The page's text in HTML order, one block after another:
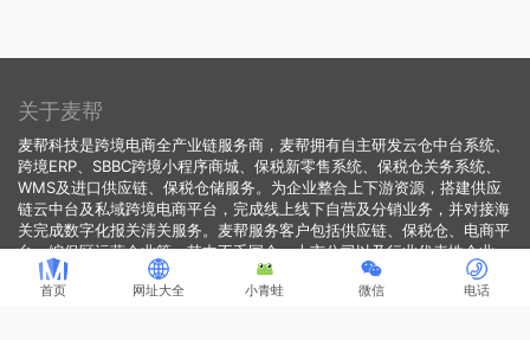
关于麦帮
麦帮科技是跨境电商全产业链服务商，麦帮拥有自主研发云仓中台系统、
跨境ERP、SBBC跨境小程序商城、保税新零售系统、保税仓关务系统、
WMS及进口供应链、保税仓储服务。为企业整合上下游资源，搭建供应
链云中台及私域跨境电商平台，完成线上线下自营及分销业务，并对接海
关完成数字化报关清关服务。麦帮服务客户包括供应链、保税仓、电商平
台、综保区运营企业等，其中不乏国企、上市公司以及行业代表性企业。
联系顾问
首页 网址大全 小青蛙 微信 电话